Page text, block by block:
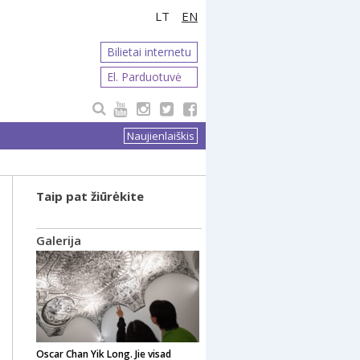
LT EN
Bilietai internetu
El. Parduotuvė
Naujienlaiškis
Taip pat žiūrėkite
Galerija
Oscar Chan Yik Long. Jie visad